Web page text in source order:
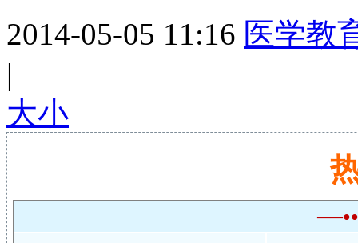
2014-05-05 11:16 医学教
|
大小